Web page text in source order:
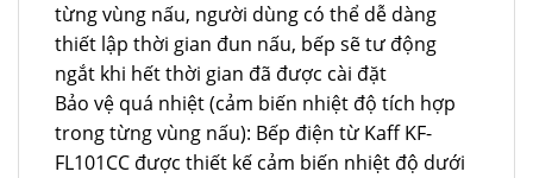
từng vùng nấu, người dùng có thể dễ dàng
thiết lập thời gian đun nấu, bếp sẽ tư động
ngắt khi hết thời gian đã được cài đặt
Bảo vệ quá nhiệt (cảm biến nhiệt độ tích hợp
trong từng vùng nấu): Bếp điện từ Kaff KF-
FL101CC được thiết kế cảm biến nhiệt độ dưới